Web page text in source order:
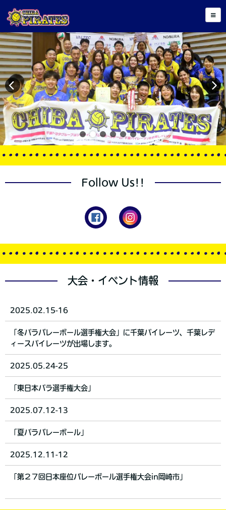
Follow Us!!
大会・イベント情報
2025.02.15-16
「冬パラバレーボール選手権大会」に千葉パイレーツ、千葉レデ
ィースパイレーツが出場します。
2025.05.24-25
「東日本パラ選手権大会」
2025.07.12-13
「夏パラバレーボール」
2025.12.11-12
「第２７回日本座位バレーボール選手権大会in岡崎市」